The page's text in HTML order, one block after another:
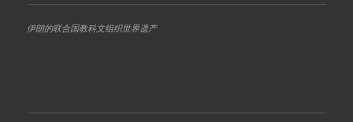
伊朗的联合国教科文组织世界遗产